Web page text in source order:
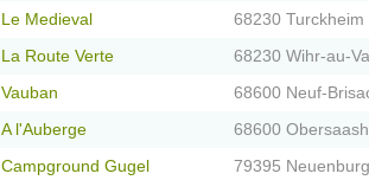
Le Medieval 68230 Turckheim
La Route Verte 68230 Wihr-au-Val
Vauban 68600 Neuf-
A l'Auberge 68600
Campground Gugel
79395